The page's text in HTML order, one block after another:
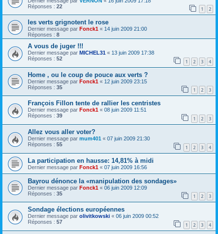
Réponses : 22 1 2
les verts grignotent le rose
Dernier message par Fonck1 « 14 juin 2009 21:00
Réponses : 8
A vous de juger !!!
Dernier message par MICHEL31 « 13 juin 2009 17:38
Réponses : 52 1 2 3 4
Home , ou le coup de pouce aux verts ?
Dernier message par Fonck1 « 12 juin 2009 23:15
Réponses : 35 1 2 3
François Fillon tente de rallier les centristes
Dernier message par Fonck1 « 08 juin 2009 11:51
Réponses : 39 1 2 3
Allez vous aller voter?
Dernier message par mum401 « 07 juin 2009 21:30
Réponses : 55 1 2 3 4
La participation en hausse: 14,81% à midi
Dernier message par Fonck1 « 07 juin 2009 16:56
Bayrou dénonce la «manipulation des sondages»
Dernier message par Fonck1 « 06 juin 2009 12:09
Réponses : 35 1 2 3
Sondage élections européennes
Dernier message par olivitkowski « 06 juin 2009 00:52
Réponses : 57 1 2 3 4